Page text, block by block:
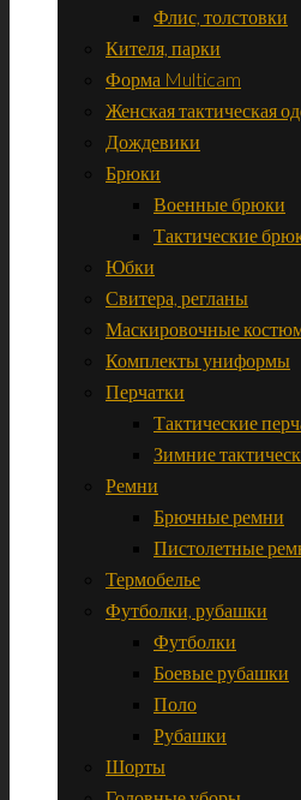
Флис, толстовки
Кителя, парки
Форма Multicam
Женская тактическая
Дождевики
Брюки
Военные брюки
Тактические
Юбки
Свитера, регланы
Маскировочные
Комплекты униформы
Перчатки
Тактические
Зимние
Ремни
Брючные ремни
Пистолетные
Термобелье
Футболки, рубашки
Футболки
Боевые рубашки
Поло
Рубашки
Шорты